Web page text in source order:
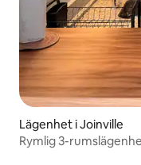
Lägenhet i Joinville
Rymlig 3-